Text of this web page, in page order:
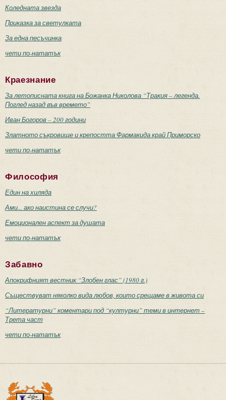
Коледната звезда
Приказка за светулката
За една песъчинка
чети по-нататък
Краезнание
За летописната книга на Божанка Николова “Тракия – легенда.
Поглед назад във времето”
Иван Богоров – 200 години
Златното съкровище и крепостта Фармакида край Приморско
чети по-нататък
Философия
Един на хиляда
Ами... ако наистина се случи?
Емоционален аспект за душата
чети по-нататък
Забавно
Апокрифният вестник “Злобен глас” (1980 г.)
Съществуват няколко вида любов, които срещаме в живота си
“Литературни” коментари под “културни” теми в интернет –
Трета част
чети по-нататък